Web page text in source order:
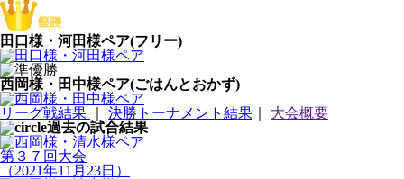
田口様・河田様ペア(フリー)
西岡様・田中様ペア(ごはんとおかず)
リーグ戦結果
決勝トーナメント結果
大会概要
過去の試合結果
第３７回大会
（2021年11月23日）